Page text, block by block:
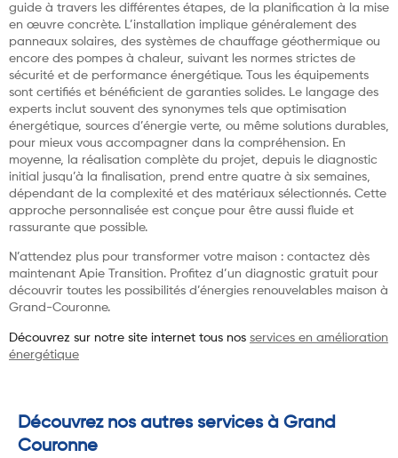
guide à travers les différentes étapes, de la planification à la mise
en œuvre concrète. L’installation implique généralement des
panneaux solaires, des systèmes de chauffage géothermique ou
encore des pompes à chaleur, suivant les normes strictes de
sécurité et de performance énergétique. Tous les équipements
sont certifiés et bénéficient de garanties solides. Le langage des
experts inclut souvent des synonymes tels que optimisation
énergétique, sources d’énergie verte, ou même solutions durables,
pour mieux vous accompagner dans la compréhension. En
moyenne, la réalisation complète du projet, depuis le diagnostic
initial jusqu’à la finalisation, prend entre quatre à six semaines,
dépendant de la complexité et des matériaux sélectionnés. Cette
approche personnalisée est conçue pour être aussi fluide et
rassurante que possible.
N’attendez plus pour transformer votre maison : contactez dès
maintenant Apie Transition. Profitez d’un diagnostic gratuit pour
découvrir toutes les possibilités d’énergies renouvelables maison à
Grand-Couronne.
Découvrez sur notre site internet tous nos services en amélioration
énergétique
Découvrez nos autres services à Grand
Couronne